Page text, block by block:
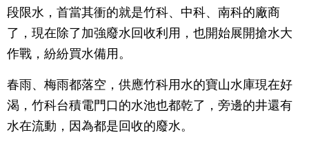
段限水，首當其衝的就是竹科、中科、南科的廠商
了，現在除了加強廢水回收利用，也開始展開搶水大
作戰，紛紛買水備用。
春雨、梅雨都落空，供應竹科用水的寶山水庫現在好
渴，竹科台積電門口的水池也都乾了，旁邊的井還有
水在流動，因為都是回收的廢水。